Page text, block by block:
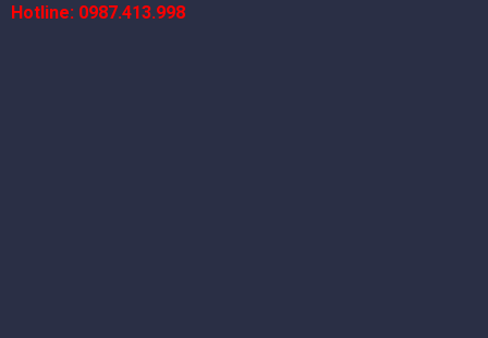
Hotline: 0987.413.998